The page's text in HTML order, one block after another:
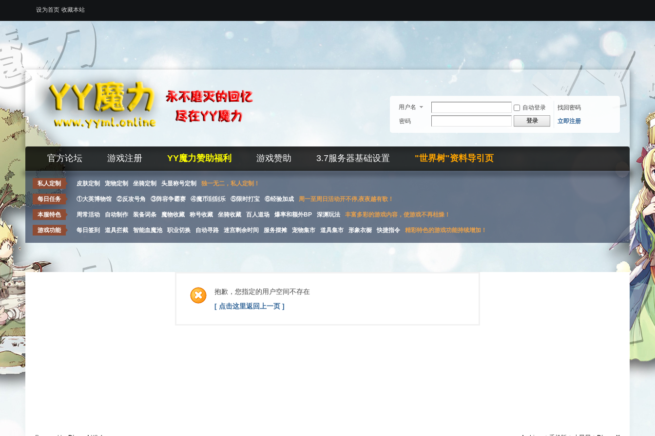
设为首页 收藏本站
用户名 自动登录
找回密码
密码
登录 立即注册
官方论坛 游戏注册 YY魔力赞助福利 游戏赞助 3.7服务器基础设置 "世界树"资料导引页
私人定制 皮肤定制 宠物定制 坐骑定制 头显称号定制 独一无二，私人定制！
每日任务 ①大英博物馆 ②反攻号角 ③阵容争霸赛 ④魔币刮刮乐 ⑤限时打宝 ⑥经验加成 周一至周日活动开不停,夜夜越有歌！
本服特色 周常活动 自动制作 装备词条 魔物收藏 称号收藏 坐骑收藏 百人道场 爆率和额外BP 深渊玩法 丰富多彩的游戏内容，使游戏不再枯燥！
游戏功能 每日签到 道具拦截 智能血魔池 职业切换 自动寻路 迷宫剩余时间 服务摆摊 宠物集市 道具集市 形象衣橱 快捷指令 精彩特色的游戏功能持续增加！
抱歉，您指定的用户空间不存在
[ 点击这里返回上一页 ]